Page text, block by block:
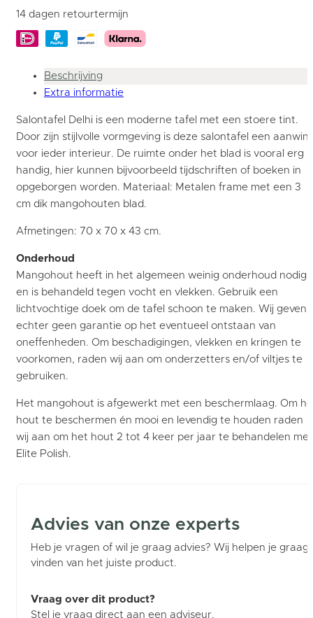
14 dagen retourtermijn
Beschrijving
Extra informatie
Salontafel Delhi is een moderne tafel met een stoere tint.
Door zijn stijlvolle vormgeving is deze salontafel een
voor ieder interieur. De ruimte onder het blad is vooral erg
handig, hier kunnen bijvoorbeeld tijdschriften of boeken in
opgeborgen worden. Materiaal: Metalen frame met een 3
cm dik mangohouten blad.
Afmetingen: 70 x 70 x 43 cm.
Onderhoud
Mangohout heeft in het algemeen weinig onderhoud nodig
en is behandeld tegen vocht en vlekken. Gebruik een
lichtvochtige doek om de tafel schoon te maken. Wij geven
echter geen garantie op het eventueel ontstaan van
oneffenheden. Om beschadigingen, vlekken en kringen te
voorkomen, raden wij aan om onderzetters en/of viltjes te
gebruiken.
Het mangohout is afgewerkt met een beschermlaag. Om
hout te beschermen én mooi en levendig te houden raden
wij aan om het hout 2 tot 4 keer per jaar te behandelen met
Elite Polish.
Advies van onze experts
Heb je vragen of wil je graag advies? Wij helpen je graag
vinden van het juiste product.
Vraag over dit product?
Stel je vraag direct aan een adviseur.